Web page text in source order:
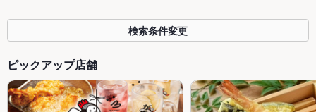
検索条件変更
ピックアップ店舗